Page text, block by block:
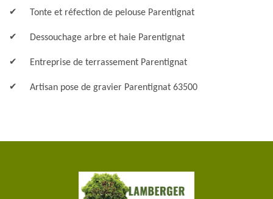
Tonte et réfection de pelouse Parentignat
Dessouchage arbre et haie Parentignat
Entreprise de terrassement Parentignat
Artisan pose de gravier Parentignat 63500